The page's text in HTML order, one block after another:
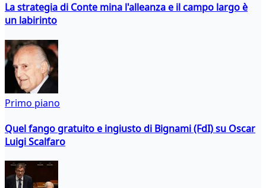
La strategia di Conte mina l'alleanza e il campo largo è
un labirinto
Primo piano
Quel fango gratuito e ingiusto di Bignami (FdI) su Oscar
Luigi Scalfaro